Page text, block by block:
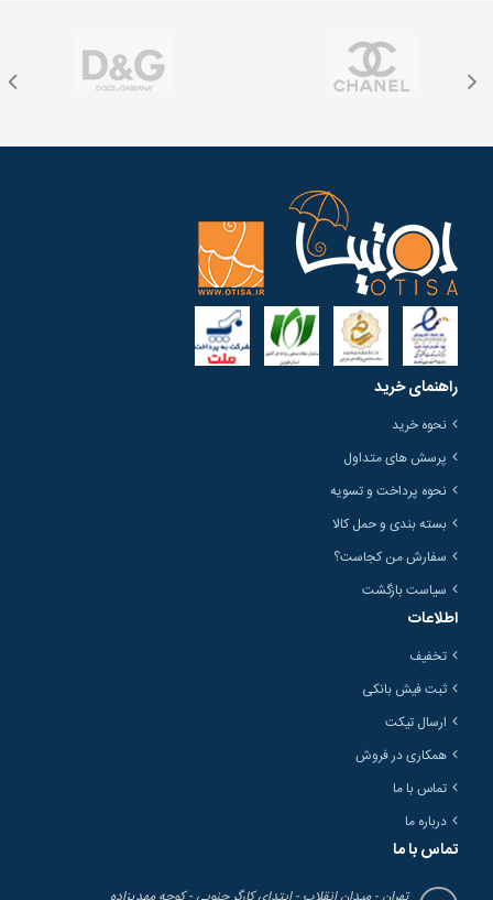
راهنمای خرید
نحوه خرید
پرسش های متداول
نحوه پرداخت و تسویه
بسته بندی و حمل کالا
سفارش من کجاست؟
سیاست بازگشت
اطلاعات
تخفیف
ثبت فیش بانکی
ارسال تیکت
همکاری در فروش
تماس با ما
درباره ما
تماس با ما